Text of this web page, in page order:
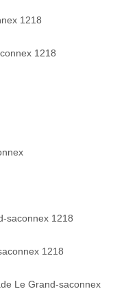
1218
1218
saconnex 1218
1218
Le Grand-saconnex